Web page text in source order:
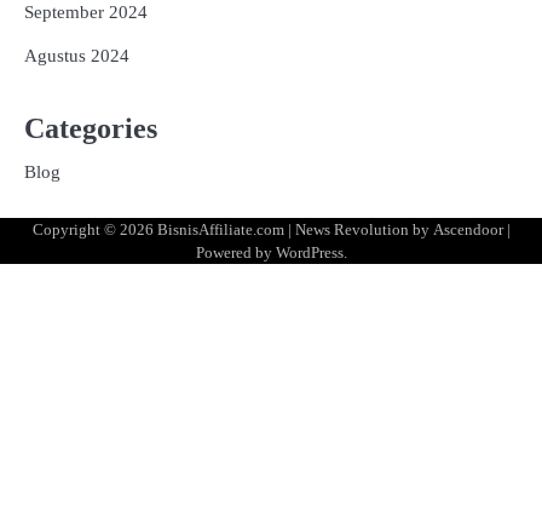
September 2024
Agustus 2024
Categories
Blog
Copyright © 2026 BisnisAffiliate.com| News Revolution by Ascendoor|
Powered by WordPress.